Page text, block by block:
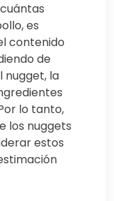
es
contenido
de
nugget, la
lo tanto,
los nuggets
estos